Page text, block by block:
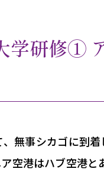
学研修①
無事シカゴに到
空港はハブ空港